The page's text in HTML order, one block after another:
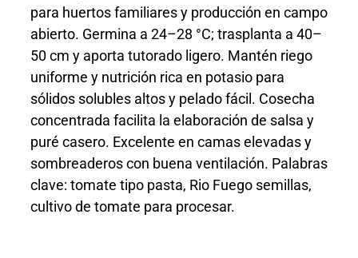
para huertos familiares y producción en campo
abierto. Germina a 24–28 °C; trasplanta a 40–
50 cm y aporta tutorado ligero. Mantén riego
uniforme y nutrición rica en potasio para
sólidos solubles altos y pelado fácil. Cosecha
concentrada facilita la elaboración de salsa y
puré casero. Excelente en camas elevadas y
sombreaderos con buena ventilación. Palabras
clave: tomate tipo pasta, Rio Fuego semillas,
cultivo de tomate para procesar.